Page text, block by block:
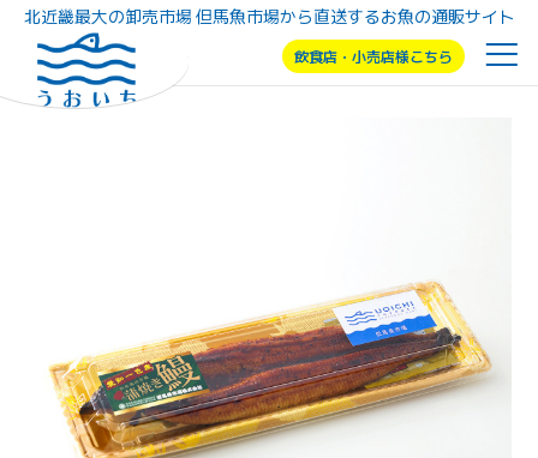
北近畿最大の卸売市場 但馬魚市場から直送するお魚の通販サイト
飲食店・小売店様こちら